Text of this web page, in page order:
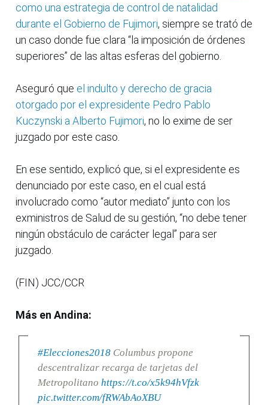
como una estrategia de control de natalidad
durante el Gobierno de Fujimori, siempre se trató de
un caso donde fue clara “la imposición de órdenes
superiores” de las altas esferas del gobierno.
Aseguró que el indulto y derecho de gracia
otorgado por el expresidente Pedro Pablo
Kuczynski a Alberto Fujimori, no lo exime de ser
juzgado por este caso.
En ese sentido, explicó que, si el expresidente es
denunciado por este caso, en el cual está
involucrado como “autor mediato” junto con los
exministros de Salud de su gestión, “no debe tener
ningún obstáculo de carácter legal” para ser
juzgado.
(FIN) JCC/CCR
Más en Andina:
#Elecciones2018Columbus propone
descentralizar recarga de tarjetas del
Metropolitano https://t.co/x5k94hVfzk
pic.twitter.com/fRWAbAoXBU